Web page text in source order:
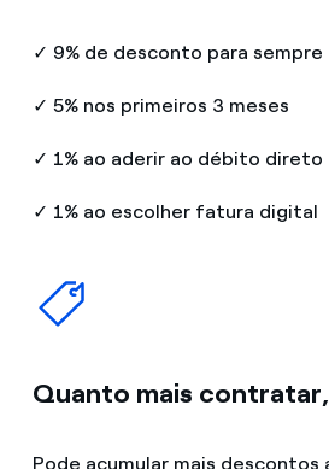
✓ 9% de desconto para sempre
✓ 5% nos primeiros 3 meses
✓ 1% ao aderir ao débito direto
✓ 1% ao escolher fatura digital
Quanto mais
Pode acumular mais